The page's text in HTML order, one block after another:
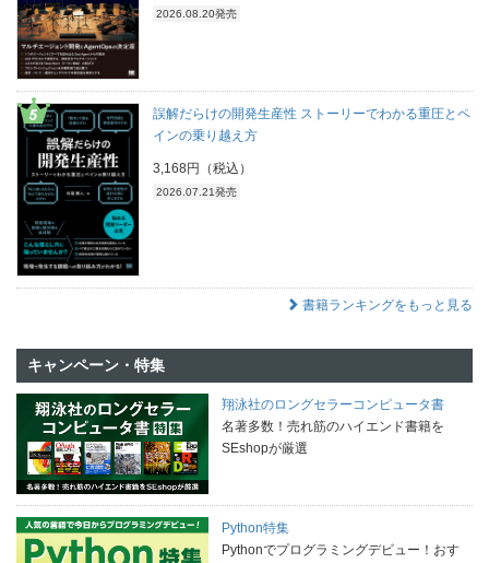
2026.08.20発売
誤解だらけの開発生産性 ストーリーでわかる重圧とペ
インの乗り越え方
3,168円（税込）
2026.07.21発売
書籍ランキングをもっと見る
キャンペーン・特集
翔泳社のロングセラーコンピュータ書
名著多数！売れ筋のハイエンド書籍を
SEshopが厳選
Python特集
Pythonでプログラミングデビュー！おす